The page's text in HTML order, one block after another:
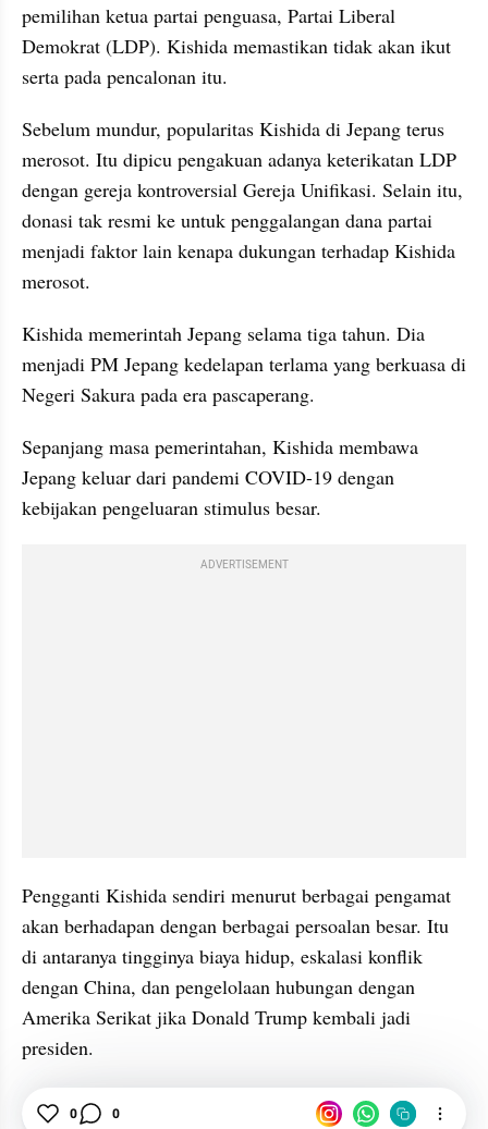
pemilihan ketua partai penguasa, Partai Liberal
Demokrat (LDP). Kishida memastikan tidak akan ikut
serta pada pencalonan itu.
Sebelum mundur, popularitas Kishida di Jepang terus
merosot. Itu dipicu pengakuan adanya keterikatan LDP
dengan gereja kontroversial Gereja Unifikasi. Selain itu,
donasi tak resmi ke untuk penggalangan dana partai
menjadi faktor lain kenapa dukungan terhadap Kishida
merosot.
Kishida memerintah Jepang selama tiga tahun. Dia
menjadi PM Jepang kedelapan terlama yang berkuasa di
Negeri Sakura pada era pascaperang.
Sepanjang masa pemerintahan, Kishida membawa
Jepang keluar dari pandemi COVID-19 dengan
kebijakan pengeluaran stimulus besar.
ADVERTISEMENT
Pengganti Kishida sendiri menurut berbagai pengamat
akan berhadapan dengan berbagai persoalan besar. Itu
di antaranya tingginya biaya hidup, eskalasi konflik
dengan China, dan pengelolaan hubungan dengan
Amerika Serikat jika Donald Trump kembali jadi
presiden.
PM Jepang Internasional
0 0